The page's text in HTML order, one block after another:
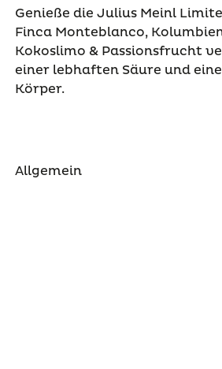
Genieße die Julius Meinl
Finca Monteblanco,
Kokoslimo & Passionsfrucht
einer lebhaften Säure und
Körper.
Allgemein